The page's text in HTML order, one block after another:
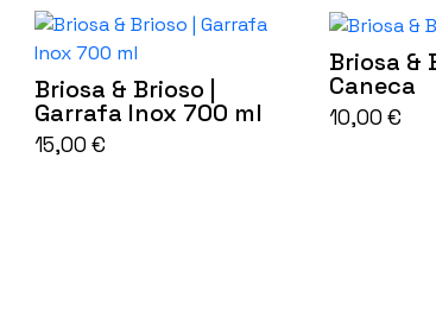
Briosa & Brioso |
Garrafa Inox 700 ml
15,00€
Briosa &
Caneca
10,00 €